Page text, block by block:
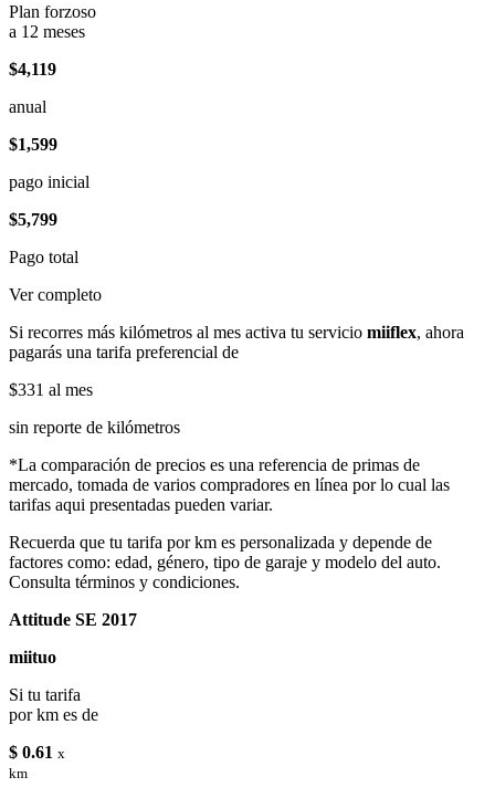
Plan forzoso
a 12 meses
$4,119
anual
$1,599
pago inicial
$5,799
Pago total
Ver completo
Si recorres más kilómetros al mes activa tu servicio miiflex, ahora
pagarás una tarifa preferencial de
$331 al mes
sin reporte de kilómetros
*La comparación de precios es una referencia de primas de
mercado, tomada de varios compradores en línea por lo cual las
tarifas aqui presentadas pueden variar.
Recuerda que tu tarifa por km es personalizada y depende de
factores como: edad, género, tipo de garaje y modelo del auto.
Consulta términos y condiciones.
Attitude SE 2017
miituo
Si tu tarifa
por km es de
$ 0.61 x
km